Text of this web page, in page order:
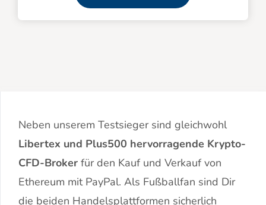
Neben unserem Testsieger sind gleichwohl
Libertex und Plus500 hervorragende Krypto-
CFD-Broker für den Kauf und Verkauf von
Ethereum mit PayPal. Als Fußballfan sind Dir
die beiden Handelsplattformen sicherlich